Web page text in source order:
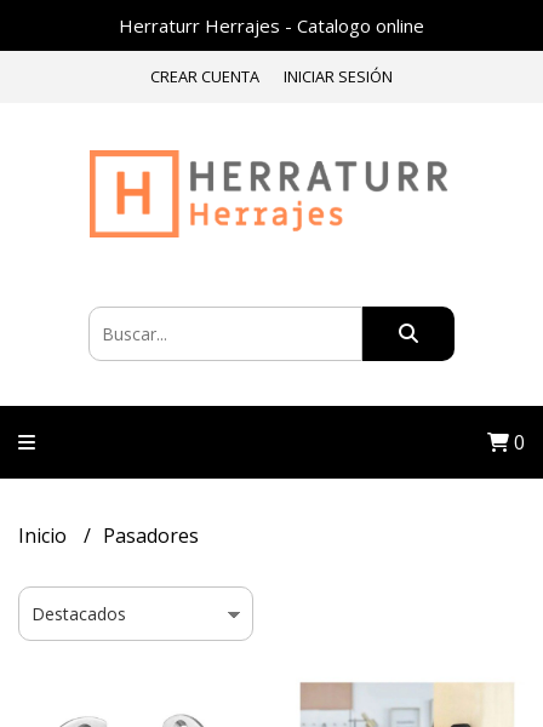
Herraturr Herrajes - Catalogo online
CREAR CUENTA INICIAR SESIÓN
0
Inicio Pasadores